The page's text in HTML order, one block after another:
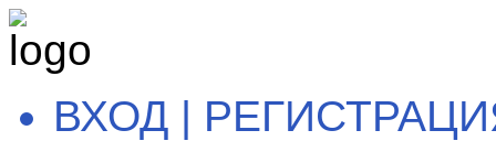
ВХОД |